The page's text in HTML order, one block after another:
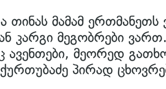
თინას მამამ
კარგი მეგობრები
ავენთები, მეორედ
პირად